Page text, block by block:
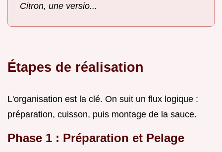
Citron, une versio...
Étapes de réalisation
L'organisation est la clé. On suit un flux logique :
préparation, cuisson, puis montage de la sauce.
Phase 1 : Préparation et Pelage